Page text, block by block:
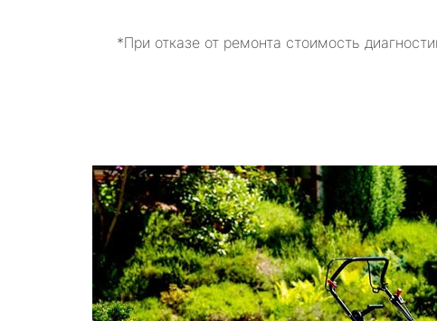
*При отказе от ремонта стоимость